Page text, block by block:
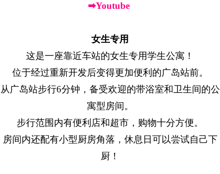
➡Youtube
女生专用
这是一座靠近车站的女生专用学生公寓！
位于经过重新开发后变得更加便利的广岛站前。
从广岛站步行6分钟，备受欢迎的带浴室和卫生间的公
寓型房间。
步行范围内有便利店和超市，购物十分方便。
房间内还配有小型厨房角落，休息日可以尝试自己下
厨！